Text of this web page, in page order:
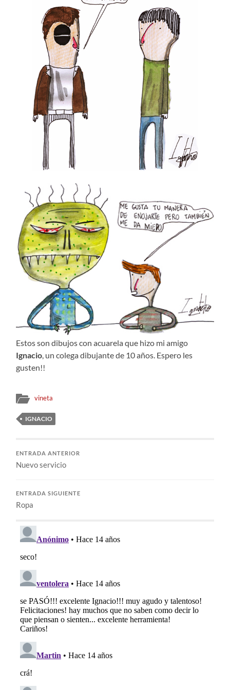
Estos son dibujos con acuarela que hizo mi amigo
Ignacio, un colega dibujante de 10 años. Espero les
gusten!!
vineta
IGNACIO
ENTRADA ANTERIOR
Nuevo servicio
ENTRADA SIGUIENTE
Ropa